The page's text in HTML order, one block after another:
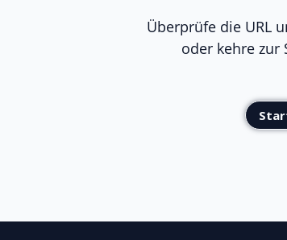
Überprüfe die URL
oder kehre zur